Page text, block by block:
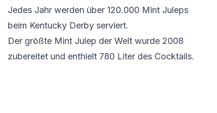
Jedes Jahr werden über 120.000 Mint Juleps
beim Kentucky Derby serviert.
Der größte Mint Julep der Welt wurde 2008
zubereitet und enthielt 780 Liter des Cocktails.